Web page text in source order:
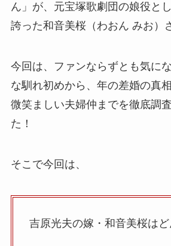
ん」が、元宝塚歌劇団の娘役と
誇った和音美桜（わおん みお）
今回は、ファンならずとも気に
な馴れ初めから、年の差婚の真
微笑ましい夫婦仲までを徹底調
た！
そこで今回は、
吉原光夫の嫁・和音美桜はど